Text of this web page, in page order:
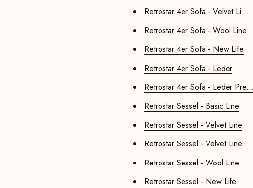
Retrostar 4er Sofa - Velvet Li...
Retrostar 4er Sofa - Wool Line
Retrostar 4er Sofa - New Life
Retrostar 4er Sofa - Leder
Retrostar 4er Sofa - Leder Pre...
Retrostar Sessel - Basic Line
Retrostar Sessel - Velvet Line
Retrostar Sessel - Velvet Line...
Retrostar Sessel - Wool Line
Retrostar Sessel - New Life